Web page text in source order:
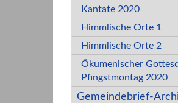
Kantate 2020
Himmlische Orte 1
Himmlische Orte 2
Ökumenischer
Pfingstmontag 2020
Gemeindebrief-